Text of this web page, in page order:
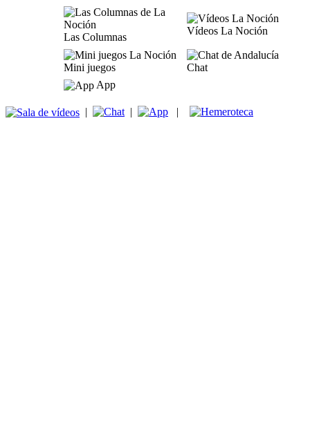
Las Columnas
Vídeos La Noción
Mini juegos
Chat
App
| | |